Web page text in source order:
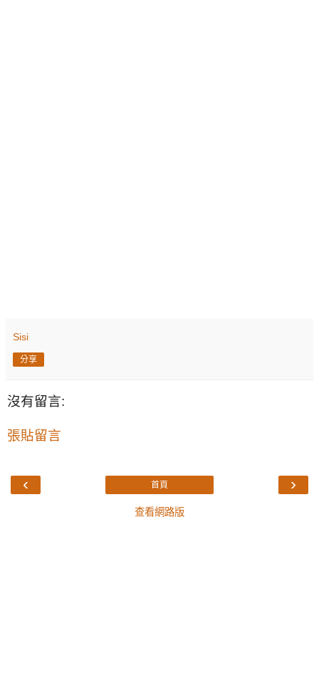
Sisi
分享
沒有留言:
張貼留言
‹ ›
首頁
查看網路版